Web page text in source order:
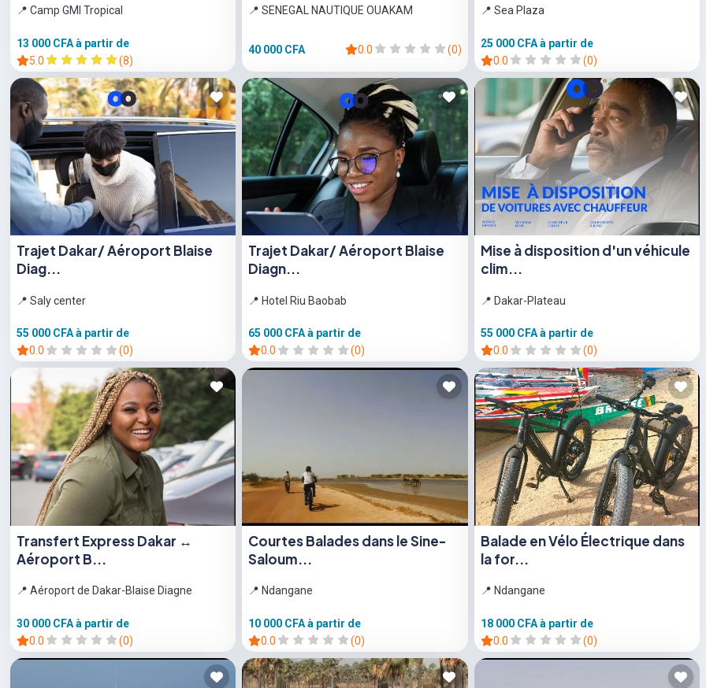
📍 Camp GMI Tropical
13 000 CFAà partir de
5.0
(8)
📍 SENEGAL NAUTIQUE OUAKAM
40 000 CFA 0.0 (0)
📍 Sea Plaza
25 000 CFAà partir de
0.0
(0)
Trajet Dakar/ Aéroport Blaise
Diag...
📍 Saly center
55 000 CFAà partir de
0.0
(0)
Trajet Dakar/ Aéroport Blaise
Diagn...
📍 Hotel Riu Baobab
65 000 CFAà partir de
0.0
(0)
Mise à disposition d'un véhicule
clim...
📍 Dakar-Plateau
55 000 CFAà partir de
0.0
(0)
Transfert Express Dakar ↔
Aéroport B...
📍 Aéroport de Dakar-Blaise Diagne
30 000 CFAà partir de
0.0
(0)
Courtes Balades dans le Sine-
Saloum...
📍 Ndangane
10 000 CFAà partir de
0.0
(0)
Balade en Vélo Électrique dans
la for...
📍 Ndangane
18 000 CFAà partir de
0.0
(0)